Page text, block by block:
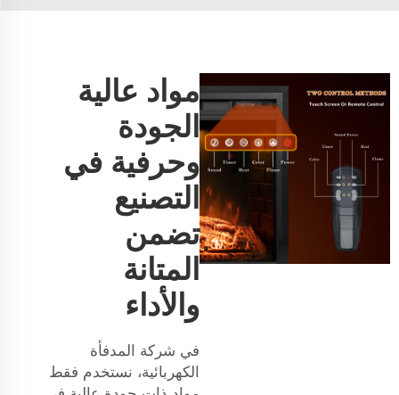
مواد عالية
الجودة
وحرفية في
التصنيع
تضمن
المتانة
والأداء
في شركة المدفأة
الكهربائية، نستخدم فقط